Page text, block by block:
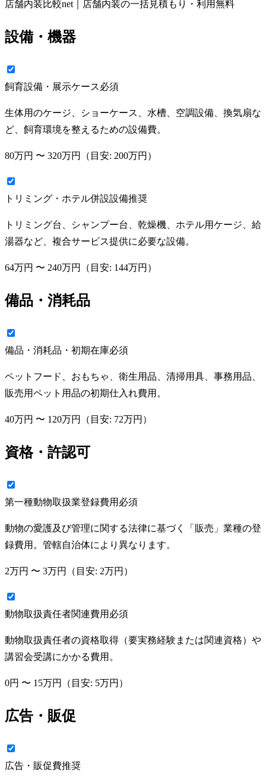
店舗内装比較net｜店舗内装の一括見積もり・利用無料
設備・機器
飼育設備・展示ケース必須
生体用のケージ、ショーケース、水槽、空調設備、換気扇な
ど、飼育環境を整えるための設備費。
80万円 〜 320万円 （目安: 200万円 ）
トリミング・ホテル併設設備推奨
トリミング台、シャンプー台、乾燥機、ホテル用ケージ、給
湯器など、複合サービス提供に必要な設備。
64万円 〜 240万円 （目安: 144万円 ）
備品・消耗品
備品・消耗品・初期在庫必須
ペットフード、おもちゃ、衛生用品、清掃用具、事務用品、
販売用ペット用品の初期仕入れ費用。
40万円 〜 120万円 （目安: 72万円 ）
資格・許認可
第一種動物取扱業登録費用 必須
動物の愛護及び管理に関する法律に基づく「販売」業種の登
録費用。管轄自治体により異なります。
2万円 〜 3万円 （目安: 2万円 ）
動物取扱責任者関連費用 必須
動物取扱責任者の資格取得（要実務経験または関連資格）や
講習会受講にかかる費用。
0円 〜 15万円 （目安: 5万円 ）
広告・販促
広告・販促費推奨